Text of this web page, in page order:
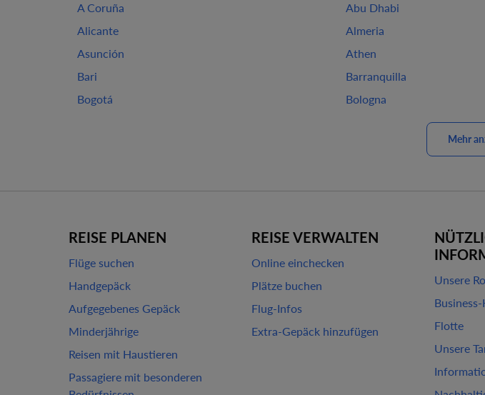
A Coruña Abu Dhabi
Alicante
Almeria
Asunción
Athen
Bari
Barranquilla
Bogotá
Bologna
Mehr
REISE PLANEN
Flüge suchen
Handgepäck
Aufgegebenes Gepäck
Minderjährige
Reisen mit Haustieren
Passagiere mit besonderen
REISE VERWALTEN
Online einchecken
Plätze buchen
Flug-Infos
Extra-Gepäck hinzufügen
Unsere
Business-
Flotte
Unsere